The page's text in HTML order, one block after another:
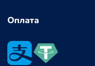
Оплата